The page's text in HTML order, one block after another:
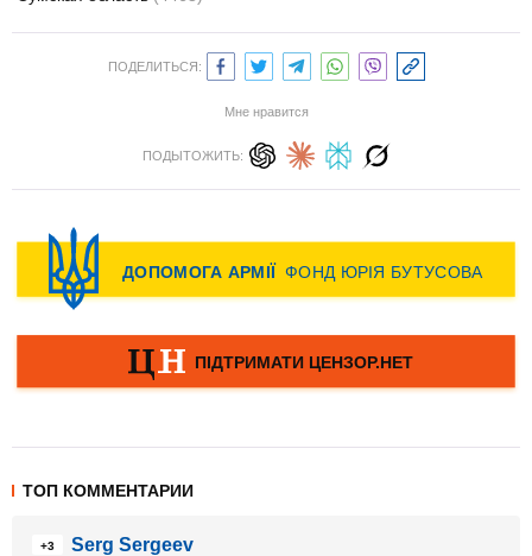
ПОДЕЛИТЬСЯ:
Мне нравится
ПОДЫТОЖИТЬ:
ТОП КОММЕНТАРИИ
+3
Serg Sergeev